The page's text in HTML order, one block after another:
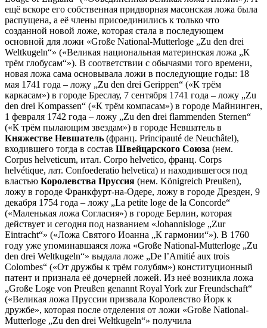
ещё вскоре его собственная придворная масонская ложа была
распущена, а её члены присоединились к только что
созданной новой ложе, которая стала в последующем
основной для ложи «Große National-Mutterloge „Zu den drei
Weltkugeln“» («Великая национальная материнская ложа „К
трём глобусам“»). В соответствии с обычаями того времени,
новая ложа сама основывала ложи в последующие годы: 18
мая 1741 года – ложу „Zu den drei Gerippen“ («К трём
каркасам») в городе Бреслау, 7 сентября 1741 года – ложу „Zu
den drei Kompassen“ («К трём компасам») в городе Майнинген,
1 февраля 1742 года – ложу „Zu den drei flammenden Sternen“
(«К трём пылающим звездам») в городе Невшатель в
Княжестве Невшатель (франц. Principauté de Neuchâtel),
входившего тогда в состав Швейцарского Союза (нем.
Corpus helveticum, итал. Corpo helvetico, франц. Corps
helvétique, лат. Confoederatio helvetica) и находившегося под
властью Королевства Пруссия (нем. Königreich Preußen),
ложу в городе Франкфурт-на-Одере, ложу в городе Дрезден, 9
декабря 1754 года – ложу „La petite loge de la Concorde“
(«Маленькая ложа Согласия») в городе Берлин, которая
действует и сегодня под названием «Johannisloge „Zur
Eintracht“» («Ложа Святого Иоанна „К гармонии“»). В 1760
году уже упоминавшаяся ложа «Große National-Mutterloge „Zu
den drei Weltkugeln“» выдала ложе „De l’Amitié aux trois
Colombes“ («От дружбы к трём голубям») конституционный
патент и признала её дочерней ложей. Из неё возникла ложа
„Große Loge von Preußen genannt Royal York zur Freundschaft“
(«Великая ложа Пруссии призвала Королевство Йорк к
дружбе», которая после отделения от ложи «Große National-
Mutterloge „Zu den drei Weltkugeln“» получила